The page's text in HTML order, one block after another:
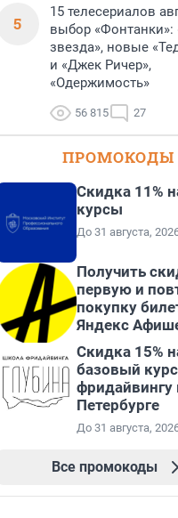
5
15 телесериалов
выбор «Фонтанки»:
звезда», новые
и «Джек Ричер»,
«Одержимость»
56 815 27
ПРОМОКОДЫ
Скидка 11%
курсы
До 31 августа,
Получить
первую и
покупку
Яндекс
Скидка 15%
базовый
фридайвингу
Петербурге
До 31 августа,
Все промокоды